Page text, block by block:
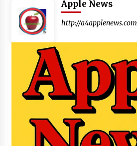
Apple News
http://a4applenews.com